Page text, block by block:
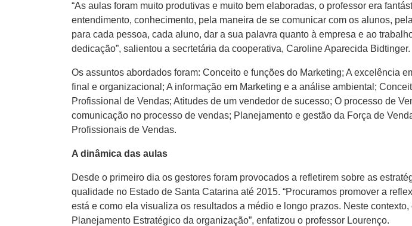
“As aulas foram muito produtivas e muito bem elaboradas, o professor era
entendimento, conhecimento, pela maneira de se comunicar com os alunos,
para cada pessoa, cada aluno, dar a sua palavra quanto à empresa e ao
dedicação”, salientou a secrtetária da cooperativa, Caroline Aparecida Bidtinger.
Os assuntos abordados foram: Conceito e funções do Marketing; A excelência
final e organizacional; A informação em Marketing e a análise ambiental;
Profissional de Vendas; Atitudes de um vendedor de sucesso; O processo de
comunicação no processo de vendas; Planejamento e gestão da Força de
Profissionais de Vendas.
A dinâmica das aulas
Desde o primeiro dia os gestores foram provocados a refletirem sobre as
qualidade no Estado de Santa Catarina até 2015. “Procuramos promover a
está e como ela visualiza os resultados a médio e longo prazos. Neste
Planejamento Estratégico da organização”, enfatizou o professor Lourenço.